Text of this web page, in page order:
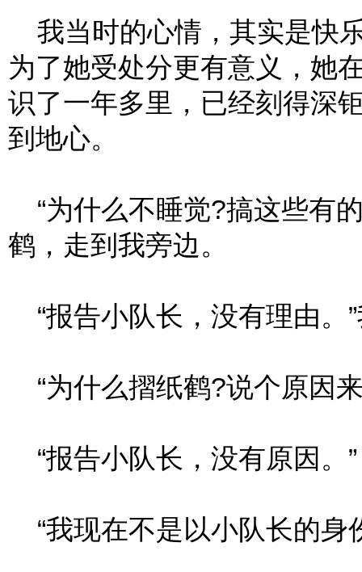
我当时的心情，其实是快
为了她受处分更有意义，她
识了一年多里，已经刻得深
到地心。
“为什么不睡觉?搞这些有
鹤，走到我旁边。
“报告小队长，没有理由。
“为什么摺纸鹤?说个原因
“报告小队长，没有原因。”
“我现在不是以小队长的身